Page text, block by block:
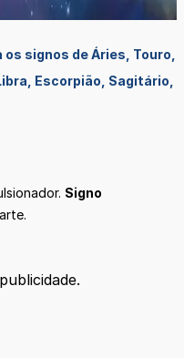
signos de Áries, Touro,
Escorpião, Sagitário,
Signo